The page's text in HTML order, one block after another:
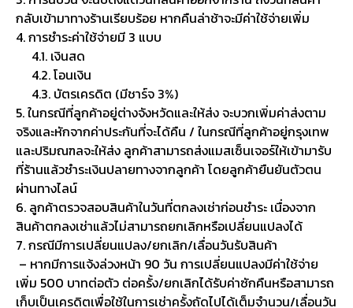
กลับเข้ามาทางร้านเรียบร้อย หากคืนล่าช้าจะมีค่าใช้จ่ายเพิ่ม
4. การชำระค่าใช้จ่ายมี 3 แบบ
4.1. เงินสด
4.2. โอนเงิน
4.3. บัตรเครดิต (มีชาร์จ 3%)
5. ในกรณีที่ลูกค้าอยู่ต่างจังหวัดและให้ส่ง จะบวกเพิ่มค่าส่งตาม
จริงและหักจากค่าประกันที่จะได้คืน / ในกรณีที่ลูกค้าอยู่กรุงเทพ
และปริมณฑลจะให้ส่ง ลูกค้าสามารถส่งแมสเซ็นเจอร์ให้เข้ามารับ
ที่ร้านแล้วชำระเงินปลายทางจากลูกค้า โดยลูกค้ายืนยันตัวตน
ผ่านทางไลน์
6. ลูกค้าตรวจสอบสินค้าในวันที่ตกลงเช่าก่อนชำระ เนื่องจาก
สินค้าตกลงเช่าแล้วไม่สามารถยกเลิกหรือเปลี่ยนแปลงได้
7. กรณีมีการเปลี่ยนแปลง/ยกเลิก/เลื่อนวันรับสินค้า
– หากมีการแจ้งล่วงหน้า 90 วัน การเปลี่ยนแปลงมีค่าใช้จ่าย
เพิ่ม 500 บาทต่อตัว ต่อครั้ง/ยกเลิกได้รับค่าซักคืนหรือสามารถ
เก็บเป็นเครดิตเพื่อใช้ในการเช่าครั้งถัดไปได้เต็มจำนวน/เลื่อนวัน